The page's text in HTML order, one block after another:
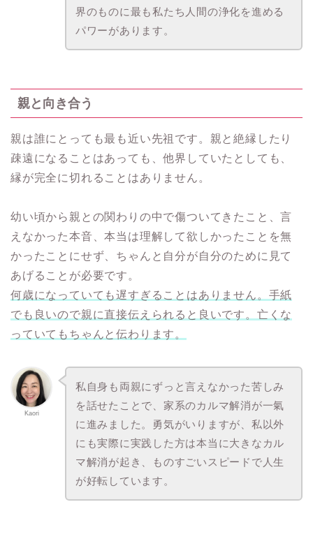
界のものに最も私たち人間の浄化を進める
パワーがあります。
親と向き合う
親は誰にとっても最も近い先祖です。親と絶縁したり
疎遠になることはあっても、他界していたとしても、
縁が完全に切れることはありません。
幼い頃から親との関わりの中で傷ついてきたこと、言
えなかった本音、本当は理解して欲しかったことを無
かったことにせず、ちゃんと自分が自分のために見て
あげることが必要です。
何歳になっていても遅すぎることはありません。手紙
でも良いので親に直接伝えられると良いです。亡くな
っていてもちゃんと伝わります。
Kaori
私自身も両親にずっと言えなかった苦しみ
を話せたことで、家系のカルマ解消が一氣
に進みました。勇気がいりますが、私以外
にも実際に実践した方は本当に大きなカル
マ解消が起き、ものすごいスピードで人生
が好転しています。